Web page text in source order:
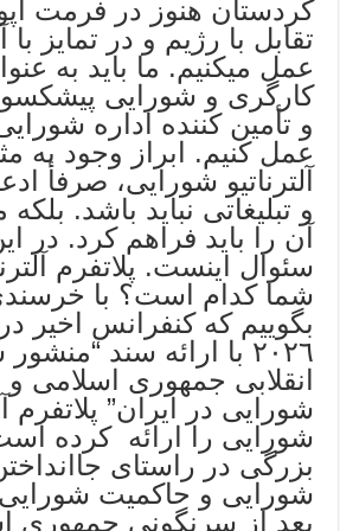
کردستان هنوز در فرمت
تقابل با رژیم و در تمایز با
عمل میکنیم. ما باید به
کارگری و شورایی
و تأمین کننده اداره
عمل کنیم. ابراز وجود به
آلترناتیو شورایی، صرفأ
و تبلیغاتی نباید باشد.
آن را باید فراهم کرد. در
سئوال اینست. پلاتفرم
شما کدام است؟ با خرسندی
بگوییم که کنفرانس اخیر
٢٠٢٦ با ارائه سند
انقلابی جمهوری اسلامی
شورایی در ایران” پلاتفرم
شورایی را ارائه کرده
بزرگی در راستای جاانداختن
شورایی و حاکمیت
بعد از سرنگونی جمهوری